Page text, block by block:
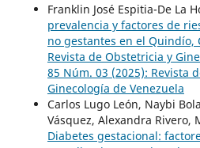
Franklin José Espitia-De La
prevalencia y factores de
no gestantes en el Quindío,
Revista de Obstetricia y
85 Núm. 03 (2025): Revista
Ginecología de Venezuela
Carlos Lugo León, Naybi
Vásquez, Alexandra Rivero,
Diabetes gestacional: